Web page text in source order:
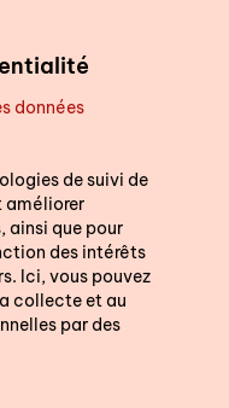
données
de suivi de
améliorer
ainsi que pour
des intérêts
Ici, vous pouvez
collecte et au
par des